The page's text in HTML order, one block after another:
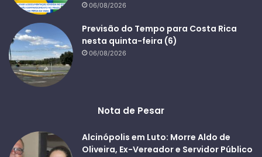
06/08/2026
Previsão do Tempo para Costa Rica
nesta quinta-feira (6)
06/08/2026
Nota de Pesar
Alcinópolis em Luto: Morre Aldo de
Oliveira, Ex-Vereador e Servidor Público